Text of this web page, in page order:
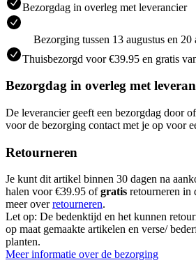
Bezorgdag in overleg met leverancier
Bezorging tussen 13 augustus en 20
Thuisbezorgd voor €39.95 en gratis
Bezorgdag in overleg met
De leverancier geeft een bezorgdag door
voor de bezorging contact met je op voor
Retourneren
Je kunt dit artikel binnen 30 dagen na
halen voor €39.95 ofgratis retourneren in
meer overretourneren.
Let op: De bedenktijd en het kunnen
op maat gemaakte artikelen en verse/
planten.
Meer informatie over de bezorging